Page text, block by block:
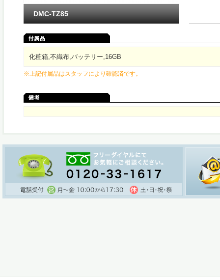
DMC-TZ85
化粧箱,不織布,バッテリー,16GB
※上記付属品はスタッフにより確認済です。